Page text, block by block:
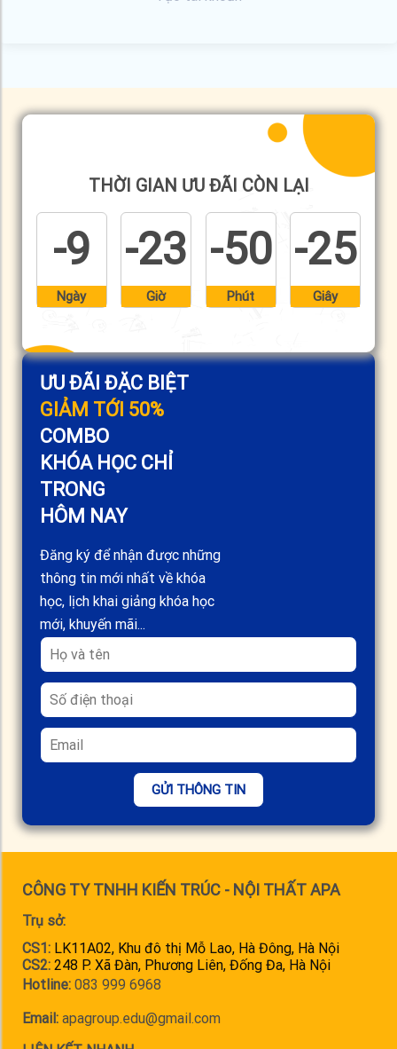
ƯU ĐÃI ĐẶC BIỆT
GIẢM TỚI 50%
COMBO
KHÓA HỌC CHỈ
TRONG
HÔM NAY
Đăng ký để nhận được những
thông tin mới nhất về khóa
học, lịch khai giảng khóa học
mới, khuyến mãi...
GỬI THÔNG TIN
THỜI GIAN ƯU ĐÃI CÒN LẠI
-9
Ngày
-23
Giờ
-50
Phút
-25
Giây
CÔNG TY TNHH KIẾN TRÚC - NỘI THẤT APA
Trụ sở:
CS1: LK11A02, Khu đô thị Mỗ Lao, Hà Đông, Hà Nội
CS2: 248 P. Xã Đàn, Phương Liên, Đống Đa, Hà Nội
Hotline: 083 999 6968
Email: apagroup.edu@gmail.com